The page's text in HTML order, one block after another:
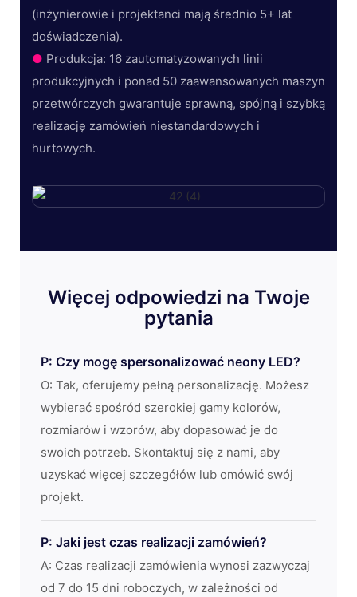
(inżynierowie i projektanci mają średnio 5+ lat
doświadczenia).
● Produkcja: 16 zautomatyzowanych linii
produkcyjnych i ponad 50 zaawansowanych maszyn
przetwórczych gwarantuje sprawną, spójną i szybką
realizację zamówień niestandardowych i
hurtowych.
Więcej odpowiedzi na Twoje
pytania
P: Czy mogę spersonalizować neony LED?
O: Tak, oferujemy pełną personalizację. Możesz
wybierać spośród szerokiej gamy kolorów,
rozmiarów i wzorów, aby dopasować je do
swoich potrzeb. Skontaktuj się z nami, aby
uzyskać więcej szczegółów lub omówić swój
projekt.
P: Jaki jest czas realizacji zamówień?
A: Czas realizacji zamówienia wynosi zazwyczaj
od 7 do 15 dni roboczych, w zależności od